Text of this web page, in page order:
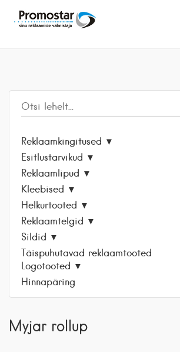
Reklaamkingitused
Esitlustarvikud
Reklaamlipud
Kleebised
Helkurtooted
Reklaamtelgid
Sildid
Täispuhutavad reklaamtooted
Logotooted
Hinnapäring
Myjar rollup